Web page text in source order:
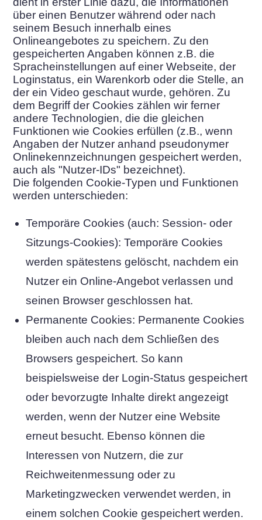
über einen Benutzer während oder nach
seinem Besuch innerhalb eines
Onlineangebotes zu speichern. Zu den
gespeicherten Angaben können z.B. die
Spracheinstellungen auf einer Webseite, der
Loginstatus, ein Warenkorb oder die Stelle, an
der ein Video geschaut wurde, gehören. Zu
dem Begriff der Cookies zählen wir ferner
andere Technologien, die die gleichen
Funktionen wie Cookies erfüllen (z.B., wenn
Angaben der Nutzer anhand pseudonymer
Onlinekennzeichnungen gespeichert werden,
auch als "Nutzer-IDs" bezeichnet).
Die folgenden Cookie-Typen und Funktionen
werden unterschieden:
Temporäre Cookies (auch: Session- oder
Sitzungs-Cookies): Temporäre Cookies
werden spätestens gelöscht, nachdem ein
Nutzer ein Online-Angebot verlassen und
seinen Browser geschlossen hat.
Permanente Cookies: Permanente Cookies
bleiben auch nach dem Schließen des
Browsers gespeichert. So kann
beispielsweise der Login-Status gespeichert
oder bevorzugte Inhalte direkt angezeigt
werden, wenn der Nutzer eine Website
erneut besucht. Ebenso können die
Interessen von Nutzern, die zur
Reichweitenmessung oder zu
Marketingzwecken verwendet werden, in
einem solchen Cookie gespeichert werden.